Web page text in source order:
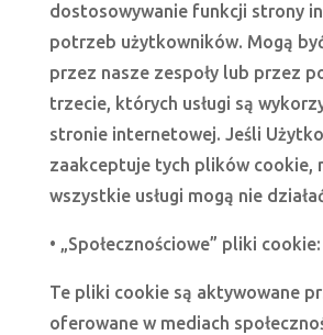
dostosowywanie funkcji strony
potrzeb użytkowników. Mogą
przez nasze zespoły lub przez
trzecie, których usługi są
stronie internetowej. Jeśli
zaakceptuje tych plików cookie,
wszystkie usługi mogą nie
• „Społecznościowe” pliki cookie:
Te pliki cookie są aktywowane
oferowane w mediach